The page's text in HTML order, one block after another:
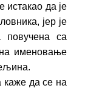
истакао да је
јер је
повучена са
именовање
каже да се на